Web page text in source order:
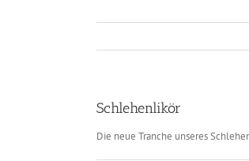
Schlehenlikör
Die neue Tranche unseres